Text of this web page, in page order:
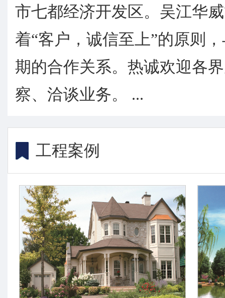
市七都经济开发区。吴江华
着“客户，诚信至上”的原则
期的合作关系。热诚欢迎各
察、洽谈业务。 ...
工程案例